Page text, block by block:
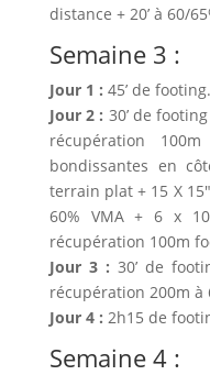
distance + 20’ à 60/
Semaine 3 :
Jour 1 : 45’ de footing.
Jour 2 : 30’ de
récupération
bondissantes en
terrain plat + 15 X
60% VMA + 6 x
récupération 100m
Jour 3 : 30’ de
récupération 200m à
Jour 4 : 2h15 de
Semaine 4 :